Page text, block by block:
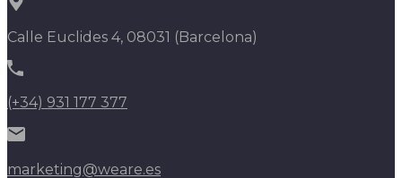
Calle Euclides 4, 08031 (Barcelona)
(+34) 931 177 377
marketing@weare.es